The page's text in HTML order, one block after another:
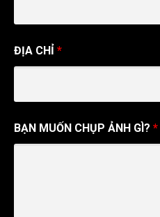
ĐỊA CHỈ *
BẠN MUỐN CHỤP ẢNH GÌ? *